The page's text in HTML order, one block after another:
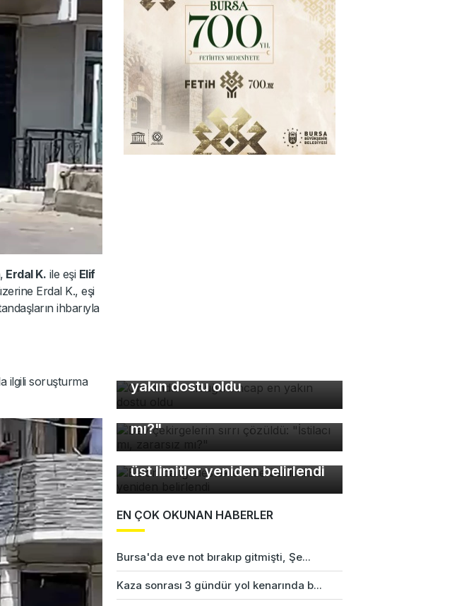
Erdal K. ile eşi Elif
Erdal K., eşi
ihbarıyla
ilgili soruşturma
yakın dostu oldu
Dev çekirgelerin sırrı
çözüldü: "İstilacı mı, zararsız
mı?"
Balon balığı desteklerinde
üst limitler yeniden belirlendi
EN ÇOK OKUNAN HABERLER
Bursa'da eve not bırakıp gitmişti, Şe...
Kaza sonrası 3 gündür yol kenarında b...